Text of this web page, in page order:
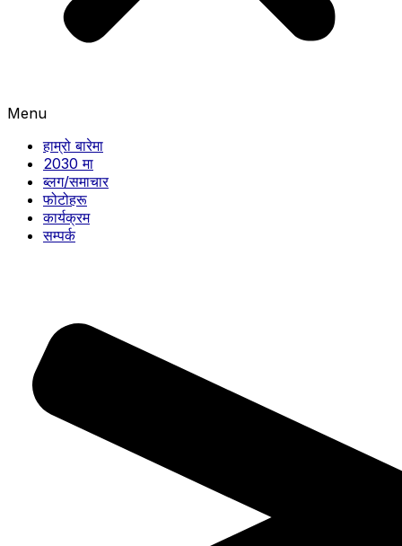
Menu
हाम्रो बारेमा
2030 मा
ब्लग/समाचार
फोटोहरू
कार्यक्रम
सम्पर्क